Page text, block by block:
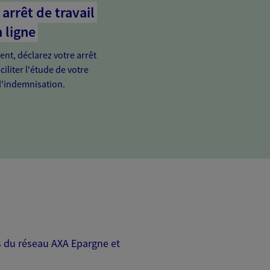
arrêt de travail
ligne
déclarez votre arrêt
l'étude de votre
réseau AXA Epargne et